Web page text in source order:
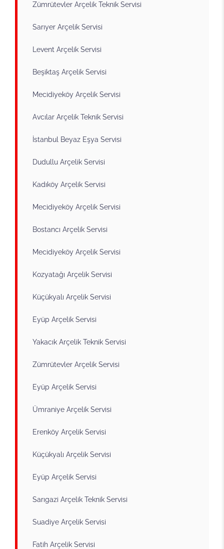
Zümrütevler Arçelik Teknik Servisi
Sarıyer Arçelik Servisi
Levent Arçelik Servisi
Beşiktaş Arçelik Servisi
Mecidiyeköy Arçelik Servisi
Avcılar Arçelik Teknik Servisi
İstanbul Beyaz Eşya Servisi
Dudullu Arçelik Servisi
Kadıköy Arçelik Servisi
Mecidiyeköy Arçelik Servisi
Bostancı Arçelik Servisi
Mecidiyeköy Arçelik Servisi
Kozyatağı Arçelik Servisi
Küçükyalı Arçelik Servisi
Eyüp Arçelik Servisi
Yakacık Arçelik Teknik Servisi
Zümrütevler Arçelik Servisi
Eyüp Arçelik Servisi
Ümraniye Arçelik Servisi
Erenköy Arçelik Servisi
Küçükyalı Arçelik Servisi
Eyüp Arçelik Servisi
Sarıgazi Arçelik Teknik Servisi
Suadiye Arçelik Servisi
Fatih Arçelik Servisi